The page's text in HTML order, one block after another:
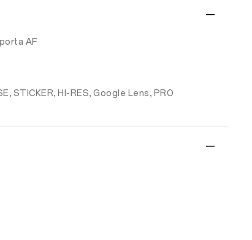
AF
STICKER, HI-RES, Google Lens, PRO